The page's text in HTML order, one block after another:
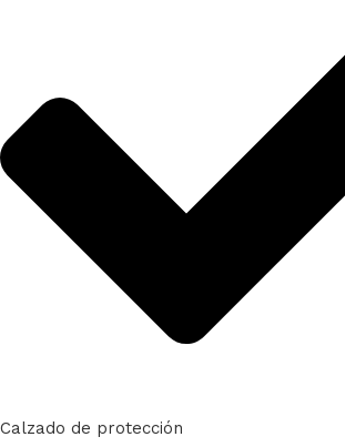
Calzado de protección